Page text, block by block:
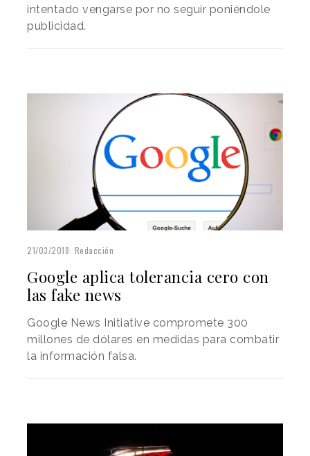
intentado vengarse por no seguir poniéndole
publicidad.
21/03/2018 Redacción
Google aplica tolerancia cero con
las fake news
Google News Initiative compromete 300
millones de dólares en medidas para combatir
la información falsa.